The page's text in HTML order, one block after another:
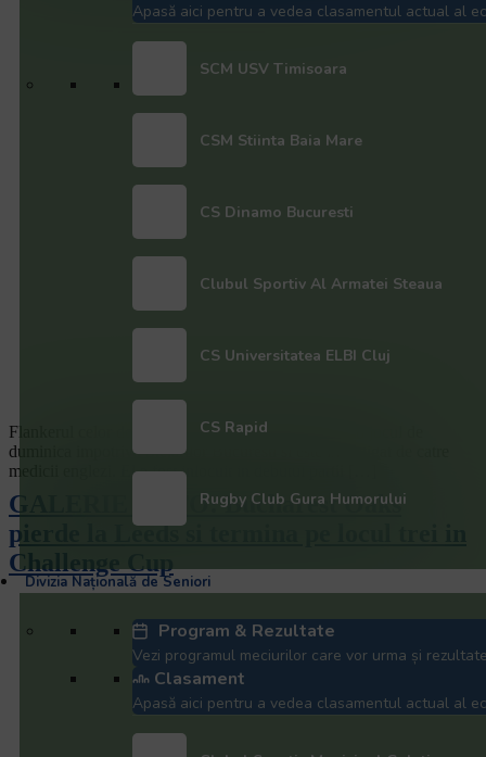
Apasă aici pentru a vedea clasamentul actual al
SCM USV Timisoara
CSM Stiinta Baia Mare
CS Dinamo Bucuresti
Clubul Sportiv Al Armatei Steaua
CS Universitatea ELBI Cluj
CS Rapid
Rugby Club Gura Humorului
Divizia Națională de Seniori
Program & Rezultate
Vezi programul meciurilor care vor urma și
Clasament
Apasă aici pentru a vedea clasamentul actual al
Flankerul celor de la Leeds a suferit o accidentare in jocul de
duminica impotriva Stejarilor Bucuresti si este investigat de catre
medicii englezi. El a fost inlocuit in debutul partii […]
GALERIE FOTO: Bucharest Oaks
pierde la Leeds si termina pe locul trei in
Challenge Cup